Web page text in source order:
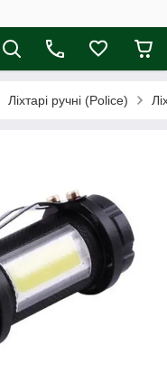
Ліхтарі ручні (Police)